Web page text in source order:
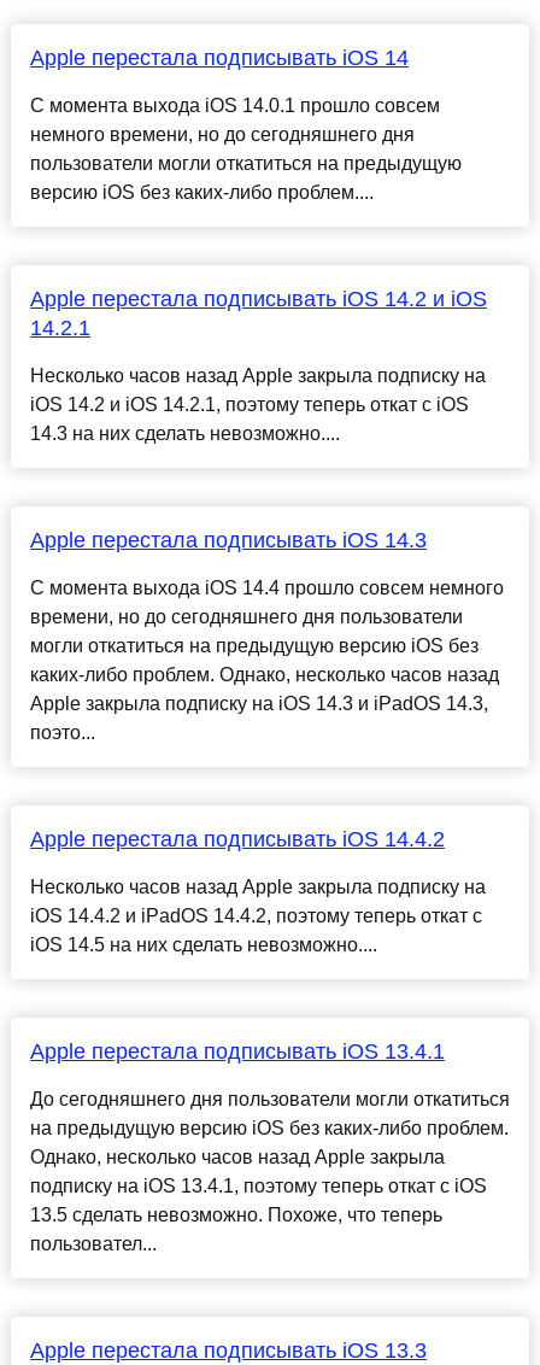
Apple перестала подписывать iOS 14
С момента выхода iOS 14.0.1 прошло совсем
немного времени, но до сегодняшнего дня
пользователи могли откатиться на предыдущую
версию iOS без каких-либо проблем....
Apple перестала подписывать iOS 14.2 и iOS
14.2.1
Несколько часов назад Apple закрыла подписку на
iOS 14.2 и iOS 14.2.1, поэтому теперь откат с iOS
14.3 на них сделать невозможно....
Apple перестала подписывать iOS 14.3
С момента выхода iOS 14.4 прошло совсем немного
времени, но до сегодняшнего дня пользователи
могли откатиться на предыдущую версию iOS без
каких-либо проблем. Однако, несколько часов назад
Apple закрыла подписку на iOS 14.3 и iPadOS 14.3,
поэто...
Apple перестала подписывать iOS 14.4.2
Несколько часов назад Apple закрыла подписку на
iOS 14.4.2 и iPadOS 14.4.2, поэтому теперь откат с
iOS 14.5 на них сделать невозможно....
Apple перестала подписывать iOS 13.4.1
До сегодняшнего дня пользователи могли откатиться
на предыдущую версию iOS без каких-либо проблем.
Однако, несколько часов назад Apple закрыла
подписку на iOS 13.4.1, поэтому теперь откат с iOS
13.5 сделать невозможно. Похоже, что теперь
пользовател...
Apple перестала подписывать iOS 13.3